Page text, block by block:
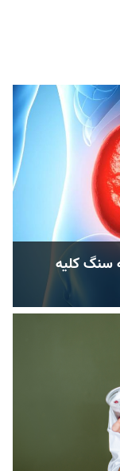
سنگ کلیه